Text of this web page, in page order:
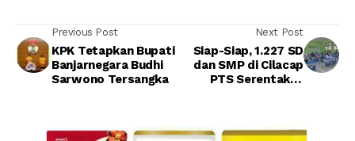
Previous Post
KPK Tetapkan Bupati
Banjarnegara Budhi
Sarwono Tersangka
Next Post
Siap-Siap, 1.227 SD
dan SMP di Cilacap
PTS Serentak di